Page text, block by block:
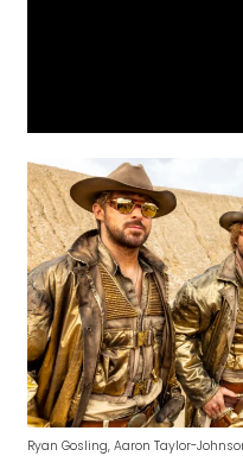
Ryan Gosling, Aaron Taylor-